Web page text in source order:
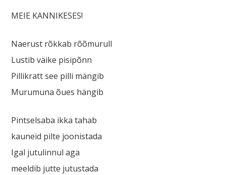
MEIE KANNIKESES!
Naerust rõkkab rõõmurull
Lustib väike pisipõnn
Pillikratt see pilli mängib
Murumuna õues hängib
Pintselsaba ikka tahab
kauneid pilte joonistada
Igal jutulinnul aga
meeldib jutte jutustada